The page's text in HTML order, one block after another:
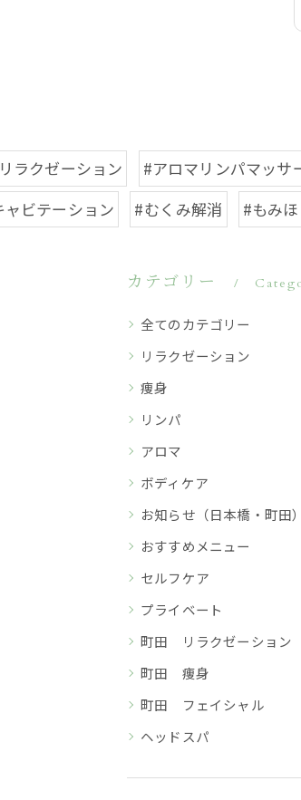
ラクゼーション
#アロマリンパマッサ
ャビテーション #むくみ解消 #もみ
カテゴリー
全てのカテゴリー
リラクゼーション
痩身
リンパ
アロマ
ボディケア
お知らせ（日本橋・町田）
おすすめメニュー
セルフケア
プライベート
町田 リラクゼーション
町田 痩身
町田 フェイシャル
ヘッドスパ